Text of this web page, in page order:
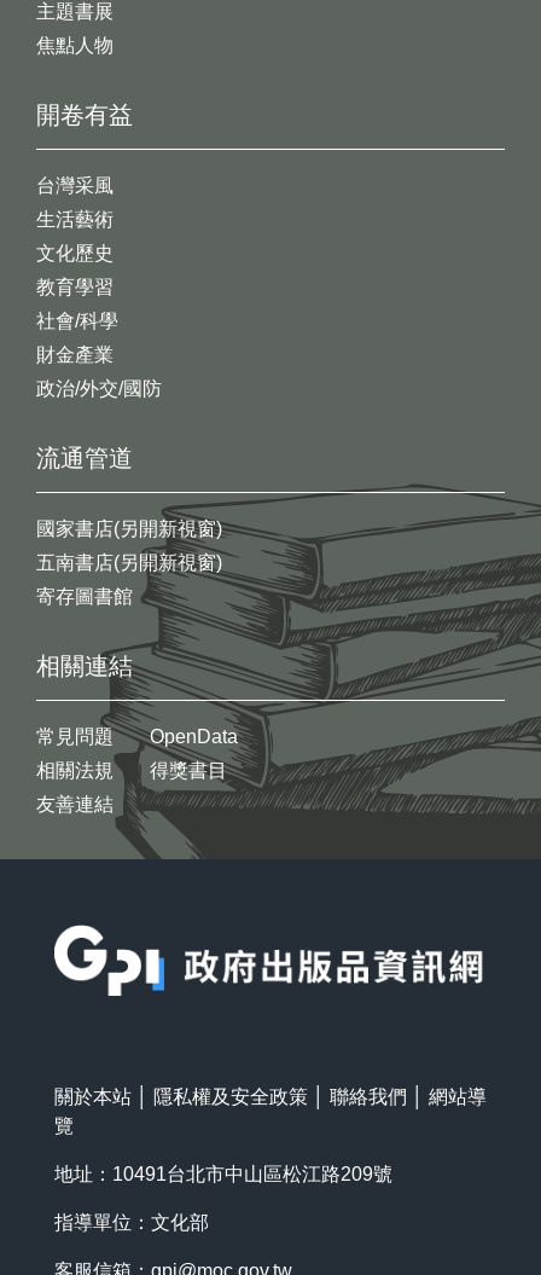
開卷有益
台灣采風
生活藝術
文化歷史
教育學習
社會/科學
財金產業
政治/外交/國防
主題書展
焦點人物
流通管道
國家書店(另開新視窗)
五南書店(另開新視窗)
寄存圖書館
相關連結
常見問題
相關法規
友善連結
OpenData
得獎書目
關於本站 隱私權及安全政策 聯絡我們
網站導
覽
地址：10491台北市中山區松江路209號
指導單位：文化部
客服信箱： gpi@moc.gov.tw